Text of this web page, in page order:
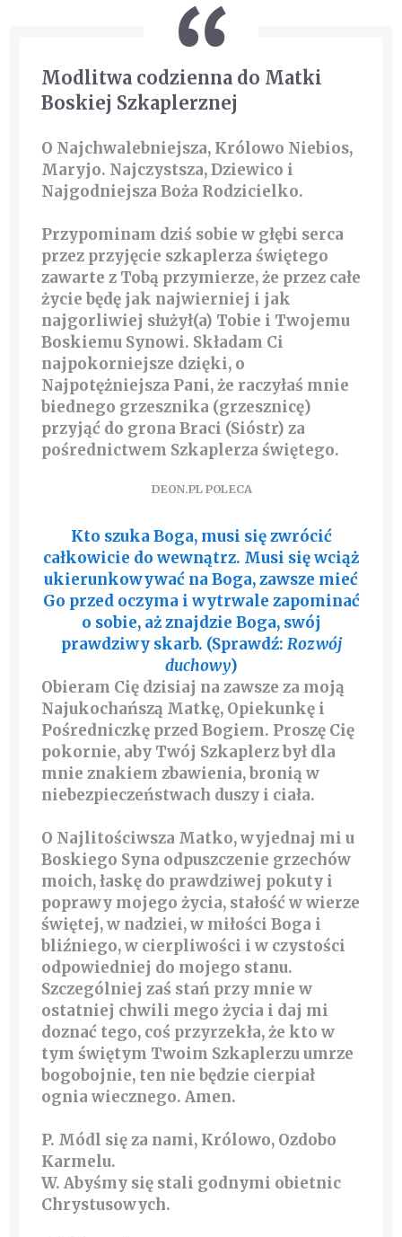
Modlitwa codzienna do Matki
Boskiej Szkaplerznej
O Najchwalebniejsza, Królowo Niebios,
Maryjo. Najczystsza, Dziewico i
Najgodniejsza Boża Rodzicielko.
Przypominam dziś sobie w głębi serca
przez przyjęcie szkaplerza świętego
zawarte z Tobą przymierze, że przez całe
życie będę jak najwierniej i jak
najgorliwiej służył(a) Tobie i Twojemu
Boskiemu Synowi. Składam Ci
najpokorniejsze dzięki, o
Najpotężniejsza Pani, że raczyłaś mnie
biednego grzesznika (grzesznicę)
przyjąć do grona Braci (Sióstr) za
pośrednictwem Szkaplerza świętego.
DEON.PL POLECA
Kto szuka Boga, musi się zwrócić
całkowicie do wewnątrz. Musi się wciąż
ukierunkowywać na Boga, zawsze mieć
Go przed oczyma i wytrwale zapominać
o sobie, aż znajdzie Boga, swój
prawdziwy skarb. (Sprawdź: Rozwój
duchowy)
Obieram Cię dzisiaj na zawsze za moją
Najukochańszą Matkę, Opiekunkę i
Pośredniczkę przed Bogiem. Proszę Cię
pokornie, aby Twój Szkaplerz był dla
mnie znakiem zbawienia, bronią w
niebezpieczeństwach duszy i ciała.
O Najlitościwsza Matko, wyjednaj mi u
Boskiego Syna odpuszczenie grzechów
moich, łaskę do prawdziwej pokuty i
poprawy mojego życia, stałość w wierze
świętej, w nadziei, w miłości Boga i
bliźniego, w cierpliwości i w czystości
odpowiedniej do mojego stanu.
Szczególniej zaś stań przy mnie w
ostatniej chwili mego życia i daj mi
doznać tego, coś przyrzekła, że kto w
tym świętym Twoim Szkaplerzu umrze
bogobojnie, ten nie będzie cierpiał
ognia wiecznego. Amen.
P. Módl się za nami, Królowo, Ozdobo
Karmelu.
W. Abyśmy się stali godnymi obietnic
Chrystusowych.